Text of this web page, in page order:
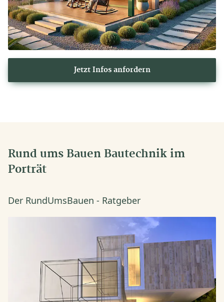
Jetzt Infos anfordern
Rund ums Bauen Bautechnik im
Porträt
Der RundUmsBauen - Ratgeber